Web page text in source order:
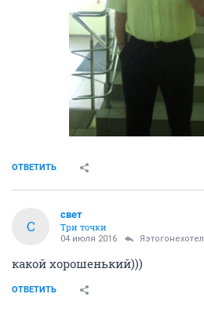
ОТВЕТИТЬ
С
свет
Три точки
04 июля 2016 Яэтогонехотел
какой хорошенький)))
ОТВЕТИТЬ